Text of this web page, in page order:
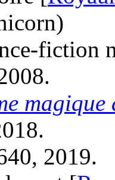
fiction
2019.